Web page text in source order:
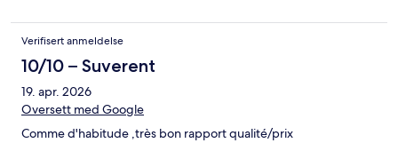
Verifisert anmeldelse
10/10 – Suverent
19. apr. 2026
Oversett med Google
Comme d'habitude ,très bon rapport qualité/prix